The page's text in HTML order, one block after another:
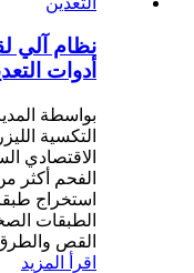
نظام آلي
أدوات
بواسطة المدير
التكسية
الاقتصادي
الفحم أكثر
استخراج
الطبقات
القص
اقرأ المزيد